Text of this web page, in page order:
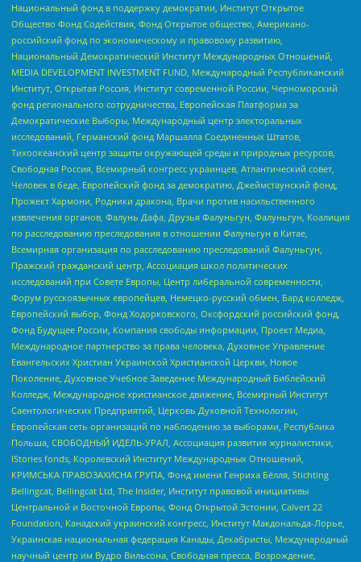
Национальный фонд в поддержку демократии, Институт Открытое
Общество Фонд Содействия, Фонд Открытое общество, Американо-
российский фонд по экономическому и правовому развитию,
Национальный Демократический Институт Международных Отношений,
MEDIA DEVELOPMENT INVESTMENT FUND, Международный Республиканский
Институт, Открытая Россия, Институт современной России, Черноморский
фонд регионального сотрудничества, Европейская Платформа за
Демократические Выборы, Международный центр электоральных
исследований, Германский фонд Маршалла Соединенных Штатов,
Тихоокеанский центр защиты окружающей среды и природных ресурсов,
Свободная Россия, Всемирный конгресс украинцев, Атлантический совет,
Человек в беде, Европейский фонд за демократию, Джеймстаунский фонд,
Прожект Хармони, Родники дракона, Врачи против насильственного
извлечения органов, Фалунь Дафа, Друзья Фалуньгун, Фалуньгун, Коалиция
по расследованию преследования в отношении Фалуньгун в Китае,
Всемирная организация по расследованию преследований Фалуньгун,
Пражский гражданский центр, Ассоциация школ политических
исследований при Совете Европы, Центр либеральной современности,
Форум русскоязычных европейцев, Немецко-русский обмен, Бард колледж,
Европейский выбор, Фонд Ходорковского, Оксфордский российский фонд,
Фонд Будущее России, Компания свободы информации, Проект Медиа,
Международное партнерство за права человека, Духовное Управление
Евангельских Христиан Украинской Христианской Церкви, Новое
Поколение, Духовное Учебное Заведение Международный Библейский
Колледж, Международное христианское движение, Всемирный Институт
Саентологических Предприятий, Церковь Духовной Технологии,
Европейская сеть организаций по наблюдению за выборами, Республика
Польша, СВОБОДНЫЙ ИДЕЛЬ-УРАЛ, Ассоциация развития журналистики,
IStories fonds, Королевский Институт Международных Отношений,
КРИМСЬКА ПРАВОЗАХИСНА ГРУПА, Фонд имени Генриха Бёлля, Stichting
Bellingcat, Bellingcat Ltd, The Insider, Институт правовой инициативы
Центральной и Восточной Европы, Фонд Открытой Эстонии, Calvert 22
Foundation, Канадский украинский конгресс, Институт Макдональда-Лорье,
Украинская национальная федерация Канады, Декабристы, Международный
научный центр им Вудро Вильсона, Свободная пресса, Возрождение,